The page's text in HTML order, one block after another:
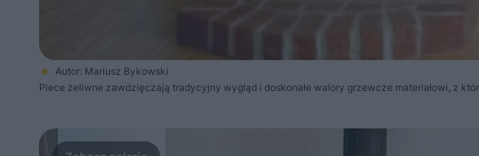
Autor: Mariusz Bykowski
Piece żeliwne zawdzięczają tradycyjny wygląd i doskonałe walory grzewcze materiałowi, z